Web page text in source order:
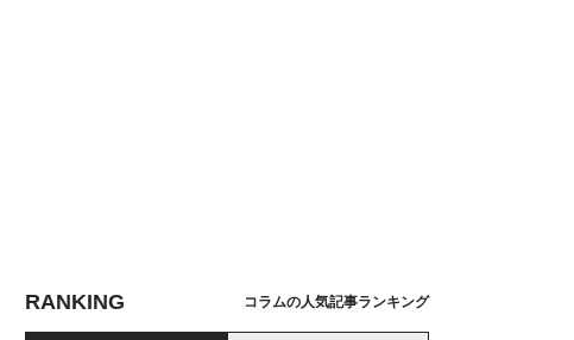
RANKING コラムの人気記事ランキング